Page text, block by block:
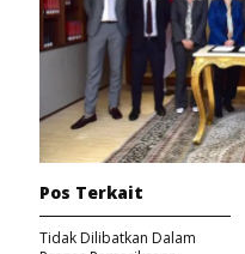
Pos Terkait
Tidak Dilibatkan Dalam